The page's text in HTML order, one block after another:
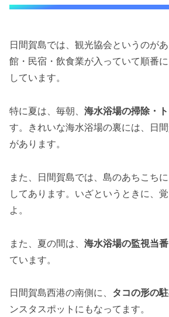
日間賀島では、観光協会というのが
館・民宿・飲食業が入っていて順番
しています。
特に夏は、毎朝、 海水浴場の掃除・
す。きれいな海水浴場の裏には、日
があります。
また、日間賀島では、島のあちこち
してあります。いざというときに、
よ。
また、夏の間は、 海水浴場の監視当番
ています。
日間賀島西港の南側に、 タコの形の
ンスタスポットにもなってます。